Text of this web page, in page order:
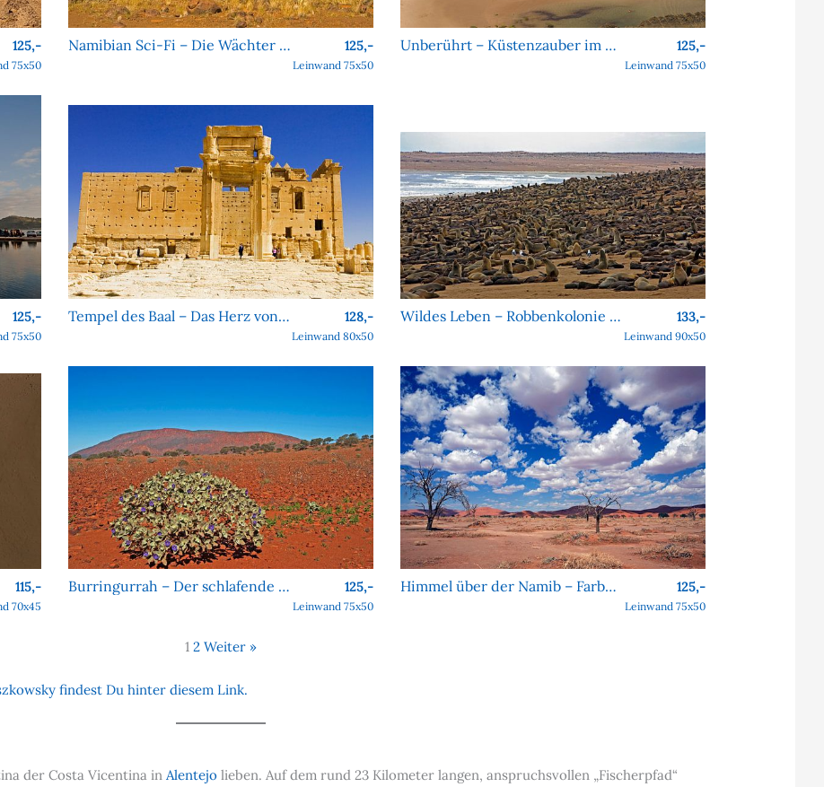
125,-
75x50
Namibian Sci-Fi – Die Wächter von Köcher Prime 125,-
Leinwand 75x50
Unberührt – Küstenzauber im Alentejo 125,-
Leinwand 75x50
125,-
75x50
Tempel des Baal – Das Herz von Palmyra 128,-
Leinwand 80x50
Wildes Leben – Robbenkolonie am Cape Cross 133,-
Leinwand 90x50
115,-
70x45
Burringurrah – Der schlafende Riese des Outbacks 125,-
Leinwand 75x50
Himmel über der Namib – Farben, Formen, Faszination 125,-
Leinwand 75x50
1 2 Weiter »
findest Du hinter diesem Link.
der Costa Vicentina inAlentejo lieben. Auf dem rund 23 Kilometer langen, anspruchsvollen „Fischerpfad“